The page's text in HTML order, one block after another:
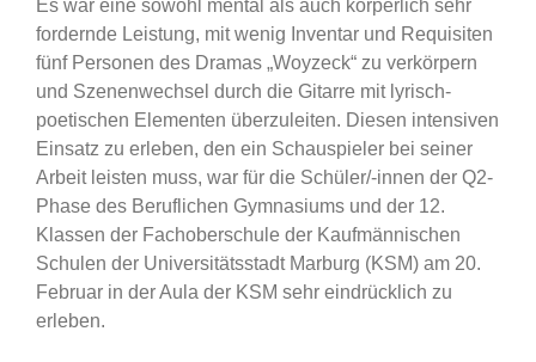
Es war eine sowohl mental als auch körperlich sehr
fordernde Leistung, mit wenig Inventar und Requisiten
fünf Personen des Dramas „Woyzeck“ zu verkörpern
und Szenenwechsel durch die Gitarre mit lyrisch-
poetischen Elementen überzuleiten. Diesen intensiven
Einsatz zu erleben, den ein Schauspieler bei seiner
Arbeit leisten muss, war für die Schüler/-innen der Q2-
Phase des Beruflichen Gymnasiums und der 12.
Klassen der Fachoberschule der Kaufmännischen
Schulen der Universitätsstadt Marburg (KSM) am 20.
Februar in der Aula der KSM sehr eindrücklich zu
erleben.